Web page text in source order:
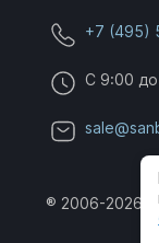
+7 (495)
C 9:00
® 2006-2026